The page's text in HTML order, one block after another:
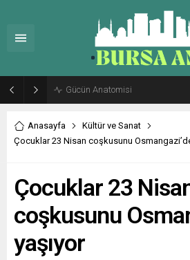
Bursa’da Belediye Başkanvekili
Anasayfa
Kültür ve Sanat
Çocuklar 23 Nisan coşkusunu
Çocuklar 23
coşkusunu
yaşıyor